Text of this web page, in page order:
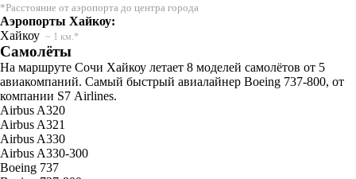
*Расстояние от аэропорта до центра города
Аэропорты Хайкоу:
Хайкоу ~ 1 км.*
Самолёты
На маршруте Сочи Хайкоу летает 8 моделей самолётов от 5
авиакомпаний. Самый быстрый авиалайнер Boeing 737-800, от
компании S7 Airlines.
Airbus A320
Airbus A321
Airbus A330
Airbus A330-300
Boeing 737